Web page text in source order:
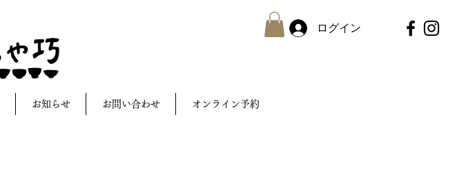
ログイン
お知らせ お問い合わせ オンライン予約